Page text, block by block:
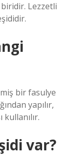
Lezzetli
bir fasulye
yapılır,
var?